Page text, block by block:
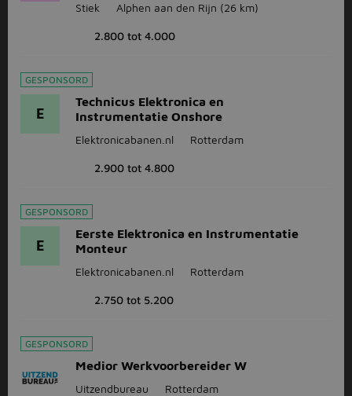
Stiek Alphen aan den Rijn (26 km)
2.800 tot 4.000
GESPONSORD
E
Technicus Elektronica en
Instrumentatie Onshore
Elektronicabanen.nl Rotterdam
2.900 tot 4.800
GESPONSORD
E
Eerste Elektronica en Instrumentatie
Monteur
Elektronicabanen.nl Rotterdam
2.750 tot 5.200
GESPONSORD
Medior Werkvoorbereider W
Uitzendbureau Rotterdam